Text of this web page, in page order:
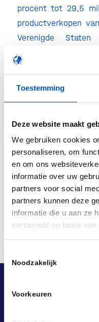
Toestemming
Deze website maakt
We gebruiken cookies
personaliseren, om
en om ons
informatie over uw
partners voor social
partners kunnen deze
informatie die u aan ze
verzameld op basis
Noodzakelijk
Voorkeuren
procent tot 29,5
productverkopen
Verenigde
opbrengsten,
Bron:iex